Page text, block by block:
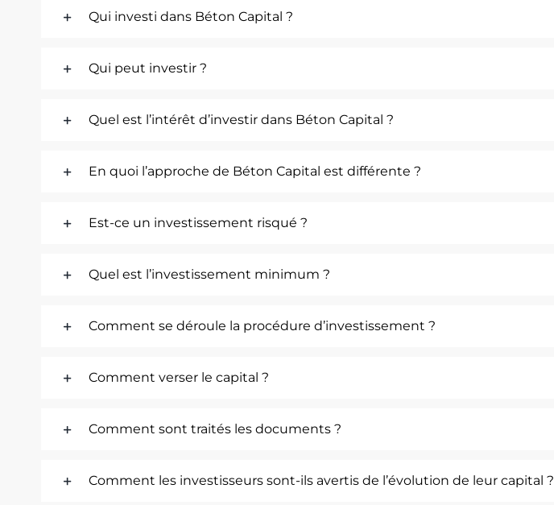
Qui investi dans Béton Capital ?
Qui peut investir ?
Quel est l’intérêt d’investir dans Béton Capital ?
En quoi l’approche de Béton Capital est différente ?
Est-ce un investissement risqué ?
Quel est l’investissement minimum ?
Comment se déroule la procédure d’investissement ?
Comment verser le capital ?
Comment sont traités les documents ?
Comment les investisseurs sont-ils avertis de l’évolution de leur capital ?